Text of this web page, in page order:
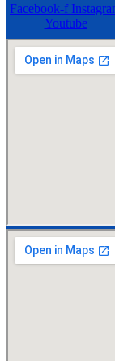
Facebook-f
Youtube